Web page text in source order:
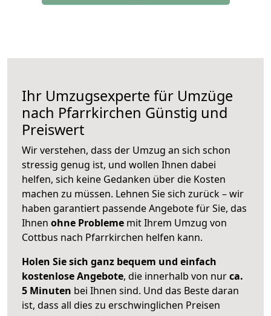
Ihr Umzugsexperte für Umzüge
nach Pfarrkirchen Günstig und
Preiswert
Wir verstehen, dass der Umzug an sich schon
stressig genug ist, und wollen Ihnen dabei
helfen, sich keine Gedanken über die Kosten
machen zu müssen. Lehnen Sie sich zurück – wir
haben garantiert passende Angebote für Sie, das
Ihnen ohne Probleme mit Ihrem Umzug von
Cottbus nach Pfarrkirchen helfen kann.
Holen Sie sich ganz bequem und einfach
kostenlose Angebote, die innerhalb von nurca.
5 Minuten bei Ihnen sind. Und das Beste daran
ist, dass all dies zu erschwinglichen Preisen